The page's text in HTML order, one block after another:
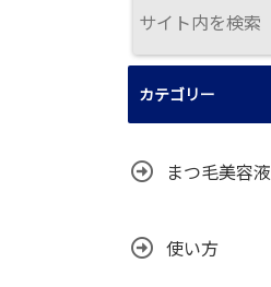
カテゴリー
まつ毛美容液
使い方